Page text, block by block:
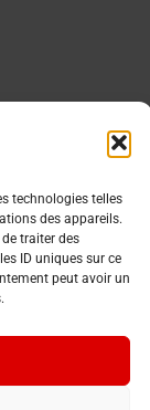
technologies telles
des appareils.
traiter des
ID uniques sur ce
peut avoir un